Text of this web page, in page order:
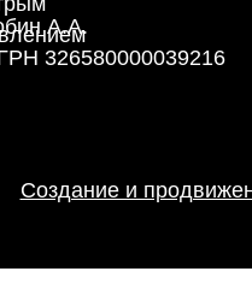
А.А.
326580000039216
Создание и